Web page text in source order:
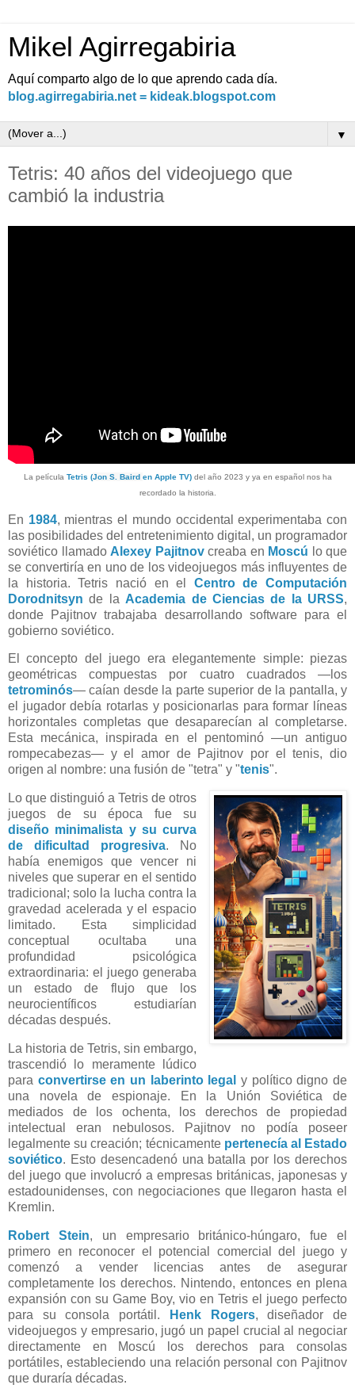
Mikel Agirregabiria
Aquí comparto algo de lo que aprendo cada día.
blog.agirregabiria.net = kideak.blogspot.com
▼
Tetris: 40 años del videojuego que
cambió la industria
La película Tetris (Jon S. Baird enApple TV)del año 2023 y ya en español nos ha
recordado la historia.
En 1984, mientras el mundo occidental experimentaba con
las posibilidades del entretenimiento digital, un programador
soviético llamado Alexey Pajitnovcreaba en Moscú lo que
se convertiría en uno de los videojuegos más influyentes de
la historia. Tetris nació en el Centro de Computación
Dorodnitsyn de la Academia de Ciencias de la URSS,
donde Pajitnov trabajaba desarrollando software para el
gobierno soviético.
El concepto del juego era elegantemente simple: piezas
geométricas compuestas por cuatro cuadrados —los
tetrominós— caían desde la parte superior de la pantalla, y
el jugador debía rotarlas y posicionarlas para formar líneas
horizontales completas que desaparecían al completarse.
Esta mecánica, inspirada en el pentominó —un antiguo
rompecabezas— y el amor de Pajitnov por el tenis, dio
origen al nombre: una fusión de "tetra" y "tenis".
Lo que distinguió a Tetris de otros
juegos de su época fue su
diseño minimalista y su curva
de dificultad progresiva. No
había enemigos que vencer ni
niveles que superar en el sentido
tradicional; solo la lucha contra la
gravedad acelerada y el espacio
limitado. Esta simplicidad
conceptual ocultaba una
profundidad psicológica
extraordinaria: el juego generaba
un estado de flujo que los
neurocientíficos estudiarían
décadas después.
La historia de Tetris, sin embargo,
trascendió lo meramente lúdico
para convertirse en un laberinto legaly político digno de
una novela de espionaje. En la Unión Soviética de
mediados de los ochenta, los derechos de propiedad
intelectual eran nebulosos. Pajitnov no podía poseer
legalmente su creación; técnicamente pertenecía al Estado
soviético. Esto desencadenó una batalla por los derechos
del juego que involucró a empresas británicas, japonesas y
estadounidenses, con negociaciones que llegaron hasta el
Kremlin.
Robert Stein, un empresario británico-húngaro, fue el
primero en reconocer el potencial comercial del juego y
comenzó a vender licencias antes de asegurar
completamente los derechos. Nintendo, entonces en plena
expansión con su Game Boy, vio en Tetris el juego perfecto
para su consola portátil.
Henk Rogers, diseñador de
videojuegos y empresario, jugó un papel crucial al negociar
directamente en Moscú los derechos para consolas
portátiles, estableciendo una relación personal con Pajitnov
que duraría décadas.